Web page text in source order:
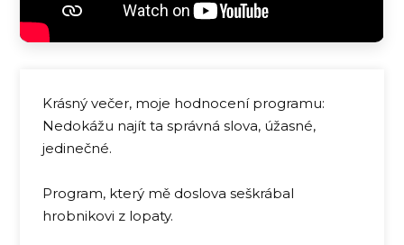
Krásný večer, moje hodnocení programu:
Nedokážu najít ta správná slova, úžasné,
jedinečné.
Program, který mě doslova seškrábal
hrobnikovi z lopaty.